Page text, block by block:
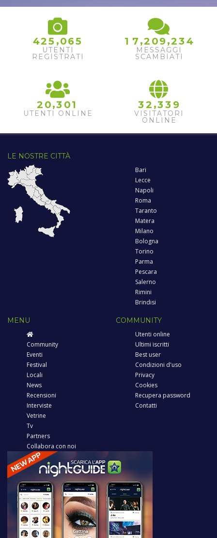
425 ,065
UTENTI
REGISTRATI
1 7 ,2 09,234
MESSAGGI
SCAMBIATI
2 0,3 01
UTENTI ONLINE
32 ,33 9
VISITATORI
ONLINE
LE NOSTRE CITTÀ
Bari
Lecce
Napoli
Roma
Taranto
Matera
Milano
Bologna
Torino
Parma
Pescara
Salerno
Rimini
Brindisi
MENU
Community
Eventi
Festival
Locali
News
Recensioni
Interviste
Vetrine
Tv
Partners
Collabora con noi
COMMUNITY
Utenti online
Ultimi iscritti
Best user
Condizioni d'uso
Privacy
Cookies
Recupera password
Contatti